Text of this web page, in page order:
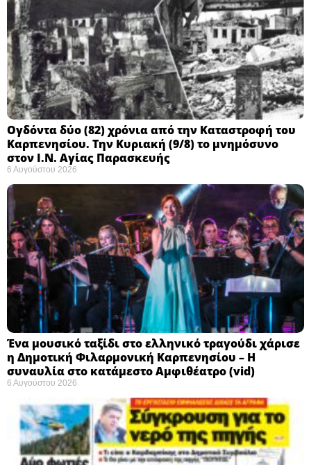
Ογδόντα δύο (82) χρόνια από την Καταστροφή του
Καρπενησίου. Την Κυριακή (9/8) το μνημόσυνο
στον Ι.Ν. Αγίας Παρασκευής
6 Αυγούστου 2026
Ένα μουσικό ταξίδι στο ελληνικό τραγούδι χάρισε
η Δημοτική Φιλαρμονική Καρπενησίου – Η
συναυλία στο κατάμεστο Αμφιθέατρο (vid)
6 Αυγούστου 2026